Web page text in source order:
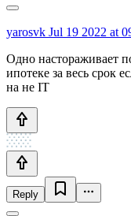
yarosvk Jul 19 2022 at
Одно настораживает
ипотеке за весь срок
на не IT
Reply